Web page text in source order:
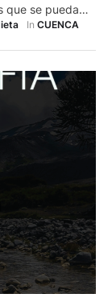
que se pueda
otra línea
In CUENCA